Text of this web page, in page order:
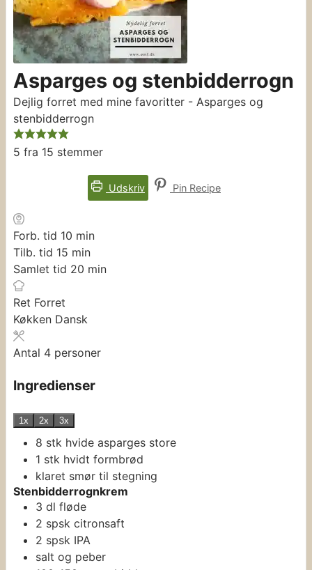
Asparges og stenbidderrogn
Dejlig forret med mine favoritter - Asparges og
stenbidderrogn
5 fra 15 stemmer
Udskriv Pin Recipe
Forb. tid 10 minutter
min
Tilb. tid 15 minutter
min
Samlet tid 20 minutter
min
Ret Forret
Køkken Dansk
Antal 4 personer
Ingredienser
1x 2x 3x
8 stk hvide asparges store
1 stk hvidt formbrød
klaret smør til stegning
Stenbidderrognkrem
3 dl fløde
2 spsk citronsaft
2 spsk IPA
salt og peber